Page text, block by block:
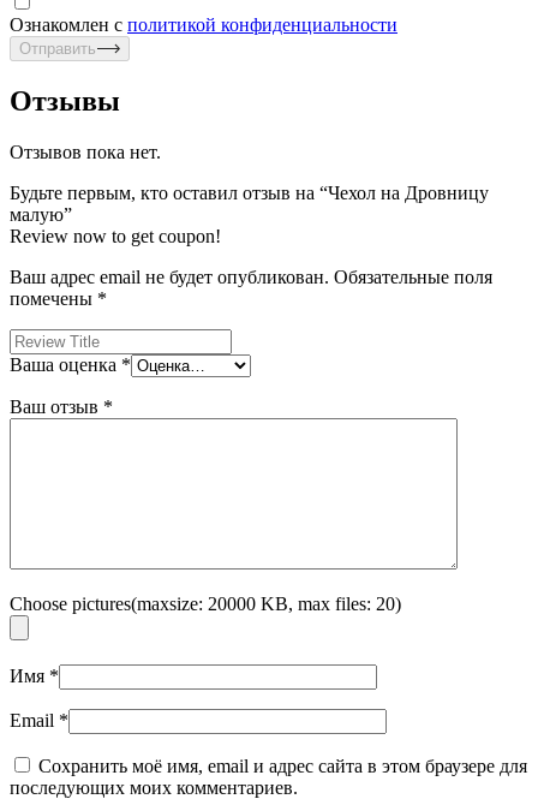
Ознакомлен с политикой конфиденциальности
Отправить
Отзывы
Отзывов пока нет.
Будьте первым, кто оставил отзыв на “Чехол на Дровницу
малую”
Review now to get coupon!
Ваш адрес email не будет опубликован. Обязательные поля
помечены *
Ваша оценка *
Ваш отзыв *
Choose pictures(maxsize: 20000 KB, max files: 20)
Имя *
Email *
Сохранить моё имя, email и адрес сайта в этом браузере для
последующих моих комментариев.